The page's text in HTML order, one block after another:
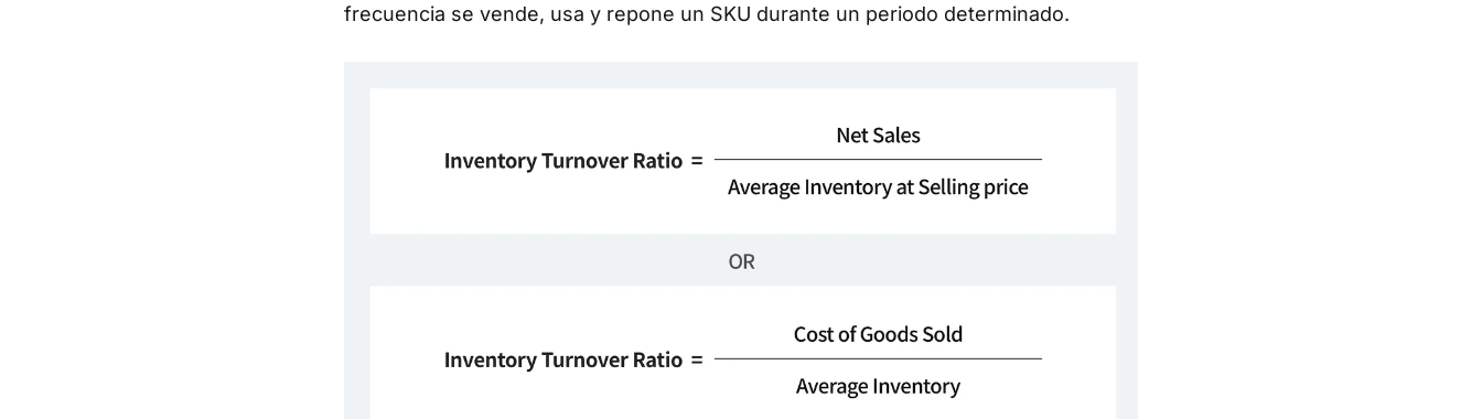
frecuencia se vende, usa y repone un SKU durante un periodo determinado.